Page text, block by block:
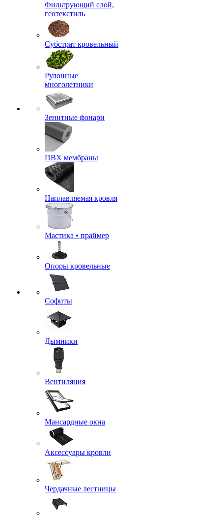
Фильтрующий слой,
геотекстиль
Субстрат кровельный
Рулонные
многолетники
Зенитные фонари
ПВХ мембраны
Наплавляемая кровля
Мастика • праймер
Опоры кровельные
Софиты
Дымники
Вентиляция
Мансардные окна
Аксессуары кровли
Чердачные лестницы